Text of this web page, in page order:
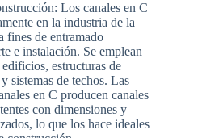
Los canales en C
en la industria de la
fines de entramado
e instalación. Se emplean
estructuras de
sistemas de techos. Las
en C producen canales
con dimensiones y
lo que los hace ideales